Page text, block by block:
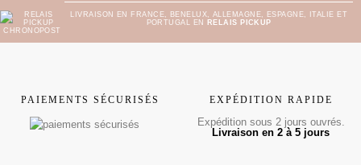
LIVRAISON EN FRANCE, BENELUX, ALLEMAGNE, ESPAGNE, ITALIE ET
PORTUGAL EN
RELAIS PICKUP
PAIEMENTS SÉCURISÉS EXPÉDITION RAPIDE
Expédition sous 2 jours ouvrés.
Livraison en 2 à 5 jours